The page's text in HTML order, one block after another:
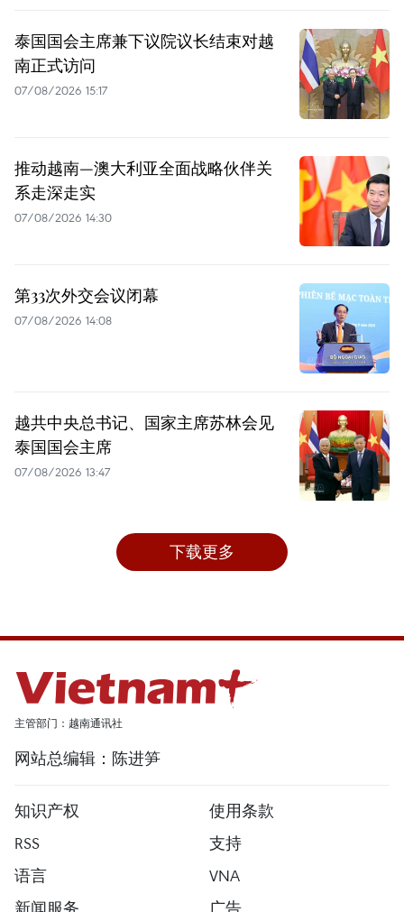
泰国国会主席兼下议院议长结束对越
南正式访问
07/08/2026 15:17
推动越南—澳大利亚全面战略伙伴关
系走深走实
07/08/2026 14:30
第33次外交会议闭幕
07/08/2026 14:08
越共中央总书记、国家主席苏林会见
泰国国会主席
07/08/2026 13:47
下载更多
主管部门：越南通讯社
网站总编辑：陈进笋
知识产权
使用条款
RSS
支持
语言
VNA